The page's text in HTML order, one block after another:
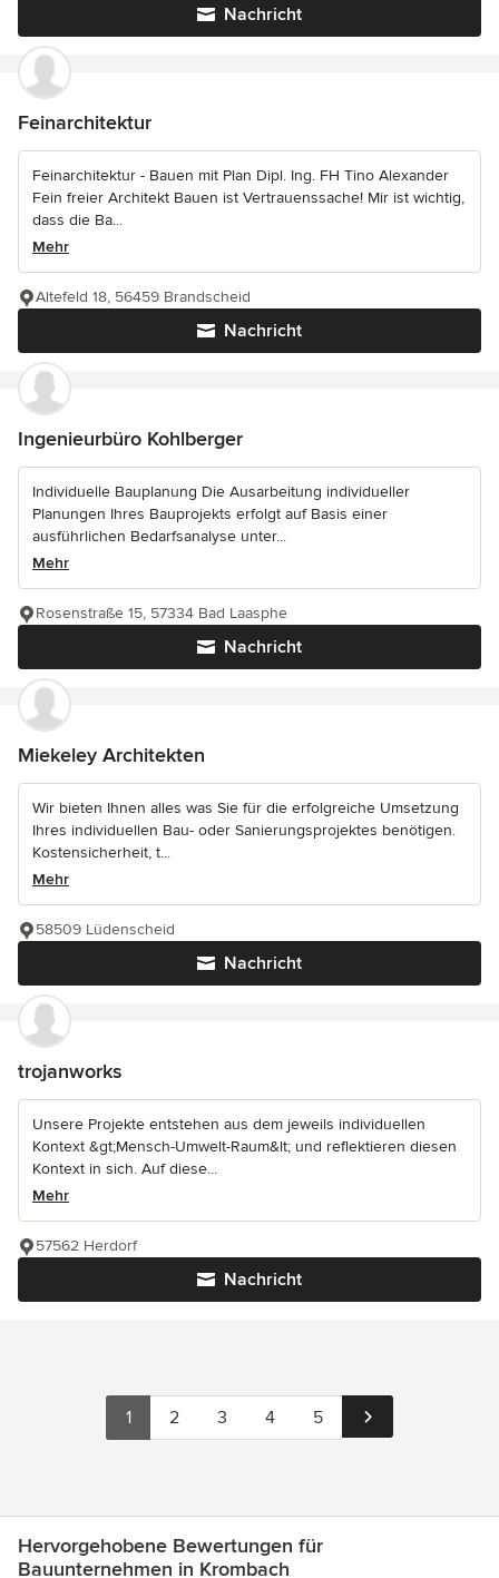
Nachricht
Feinarchitektur
Feinarchitektur - Bauen mit Plan Dipl. Ing. FH Tino Alexander
Fein freier Architekt Bauen ist Vertrauenssache! Mir ist wichtig,
dass die Ba...
Mehr
Nachricht
Altefeld 18, 56459 Brandscheid
Ingenieurbüro Kohlberger
Individuelle Bauplanung Die Ausarbeitung individueller
Planungen Ihres Bauprojekts erfolgt auf Basis einer
ausführlichen Bedarfsanalyse unter...
Mehr
Nachricht
Rosenstraße 15, 57334 Bad Laasphe
Miekeley Architekten
Wir bieten Ihnen alles was Sie für die erfolgreiche Umsetzung
Ihres individuellen Bau- oder Sanierungsprojektes benötigen.
Kostensicherheit, t...
Mehr
Nachricht
58509 Lüdenscheid
trojanworks
Unsere Projekte entstehen aus dem jeweils individuellen
Kontext &gt;Mensch-Umwelt-Raum&lt; und reflektieren diesen
Kontext in sich. Auf diese...
Mehr
Nachricht
57562 Herdorf
1 2 3 4 5
Hervorgehobene Bewertungen für
Bauunternehmen in Krombach